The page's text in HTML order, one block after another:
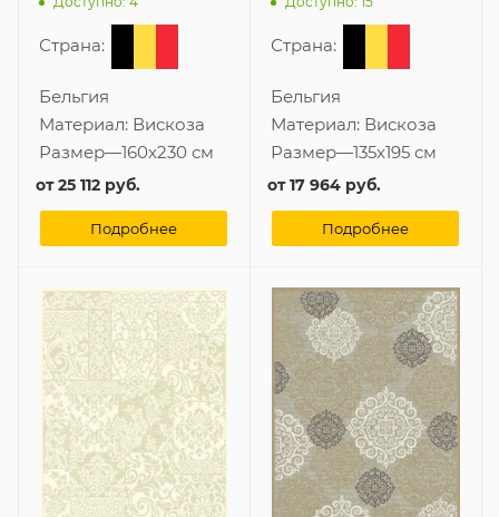
Страна:
Бельгия
Материал: Вискоза
Размер—160x230 см
от25 112 руб.
Подробнее
Страна:
Бельгия
Материал: Вискоза
Размер—135x195 см
от17 964 руб.
Подробнее